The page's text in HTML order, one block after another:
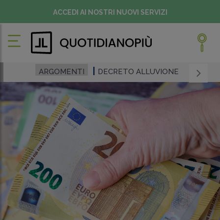
ACCEDI AI NOSTRI NUOVI SERVIZI
ARGOMENTI DECRETO ALLUVIONE